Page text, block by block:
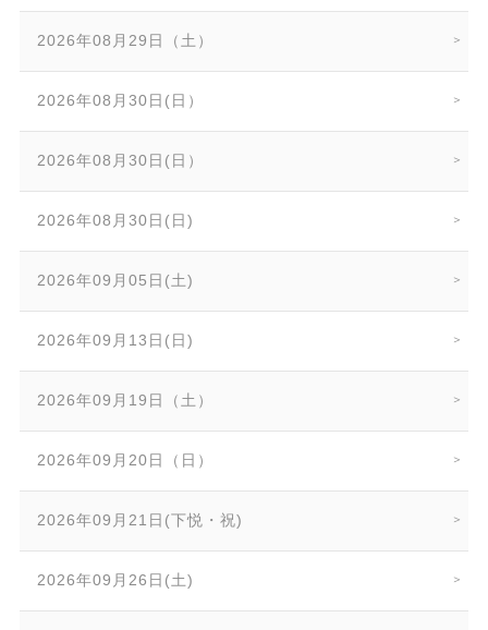
2026年08月29日（土）
2026年08月30日(日）
2026年08月30日(日）
2026年08月30日(日)
2026年09月05日(土)
2026年09月13日(日)
2026年09月19日（土）
2026年09月20日（日）
2026年09月21日(下悦・祝)
2026年09月26日(土)